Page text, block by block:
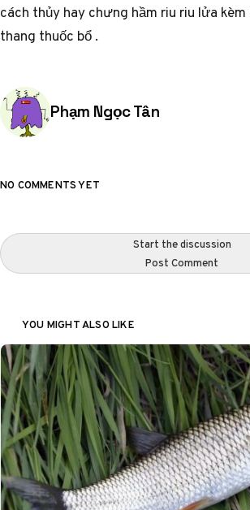
cách thủy hay chưng hầm riu riu lửa
thang thuốc bổ .
Posted by
Phạm Ngọc Tân
NO COMMENTS YET
Start the discussion
Post Comment
YOU MIGHT ALSO LIKE